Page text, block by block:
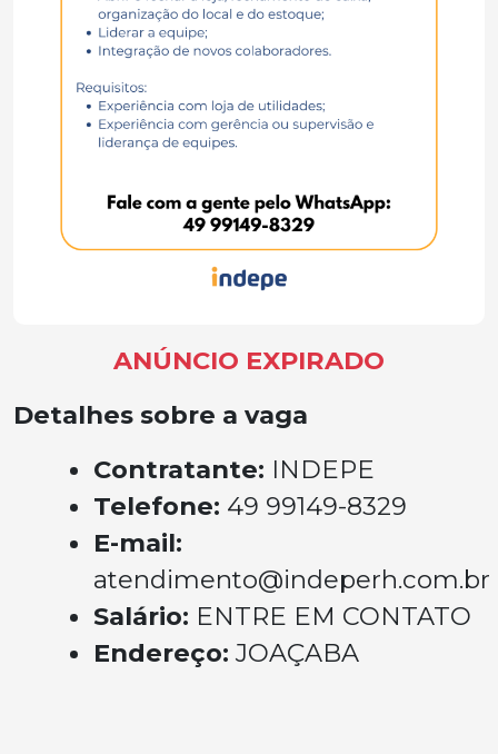
ANÚNCIO EXPIRADO
Detalhes sobre a vaga
Contratante: INDEPE
Telefone: 49 99149-8329
E-mail:
atendimento@indeperh.com.br
Salário: ENTRE EM CONTATO
Endereço: JOAÇABA